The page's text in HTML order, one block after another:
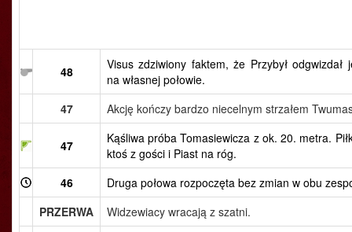
48
Visus zdziwiony faktem, że Przybył odgwizdał
na własnej połowie.
47
Akcję kończy bardzo niecelnym strzałem
47
Kąśliwa próba Tomasiewicza z ok. 20. metra.
ktoś z gości i Piast na róg.
46
Druga połowa rozpoczęta bez zmian w obu
PRZERWA
Widzewiacy wracają z szatni.